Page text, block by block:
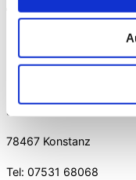
2. Vorsitzender
Schwaketenstraße 33
78467
Tel: 07531